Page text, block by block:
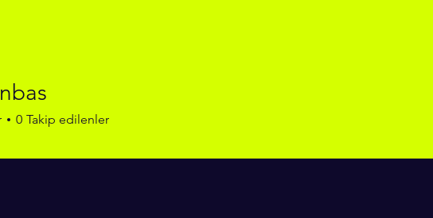
0 Takip edilenler